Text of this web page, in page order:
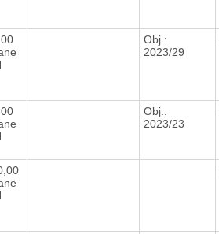
Obj.:
2023/29
Obj.:
2023/23